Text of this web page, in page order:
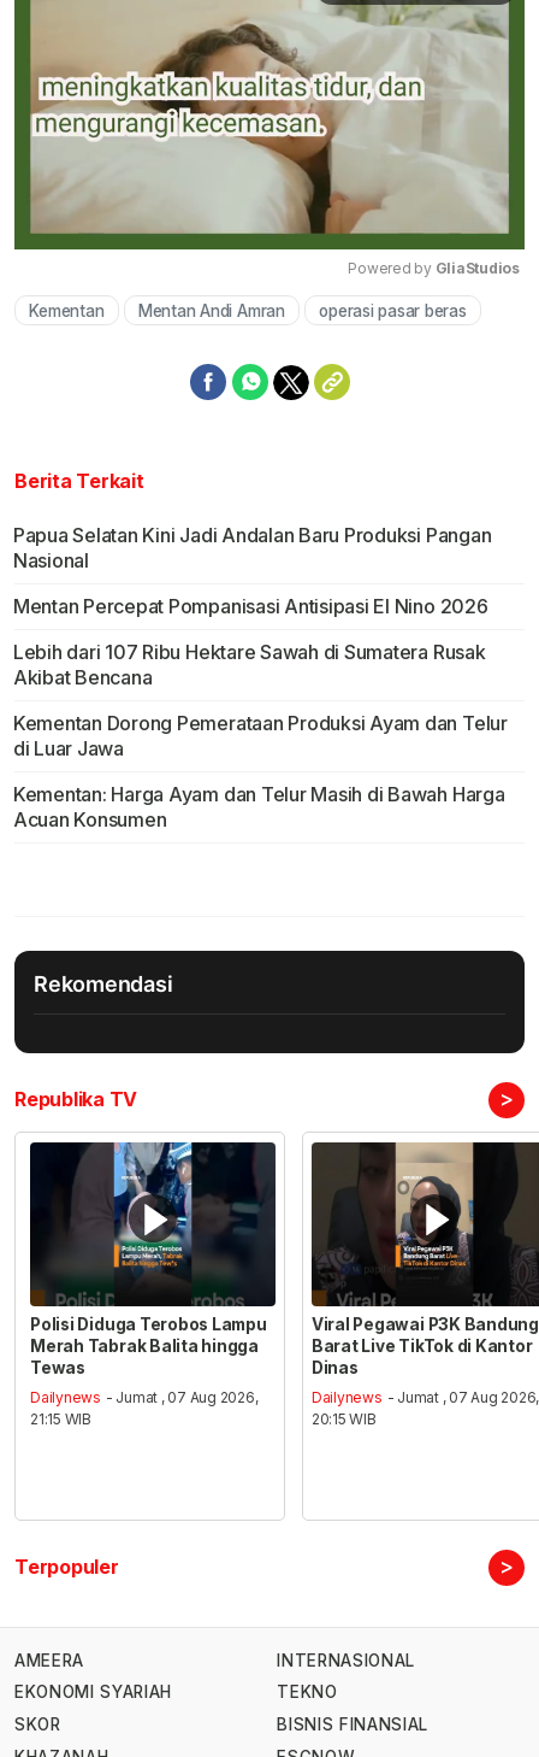
Mute
Powered by GliaStudios
Kementan Mentan Andi Amran operasi pasar beras
Berita Terkait
Papua Selatan Kini Jadi Andalan Baru Produksi Pangan
Nasional
Mentan Percepat Pompanisasi Antisipasi El Nino 2026
Lebih dari 107 Ribu Hektare Sawah di Sumatera Rusak
Akibat Bencana
Kementan Dorong Pemerataan Produksi Ayam dan Telur
di Luar Jawa
Kementan: Harga Ayam dan Telur Masih di Bawah Harga
Acuan Konsumen
Rekomendasi
Republika TV >
Polisi Diduga Terobos Lampu
Merah Tabrak Balita hingga
Tewas
Dailynews - Jumat , 07 Aug 2026,
21:15 WIB
Viral Pegawai P3K Bandung
Barat Live TikTok di Kantor
Dinas
Dailynews - Jumat , 07 Aug 2026,
20:15 WIB
Terpopuler >
AMEERA
EKONOMI SYARIAH
SKOR
INTERNASIONAL
TEKNO
BISNIS FINANSIAL